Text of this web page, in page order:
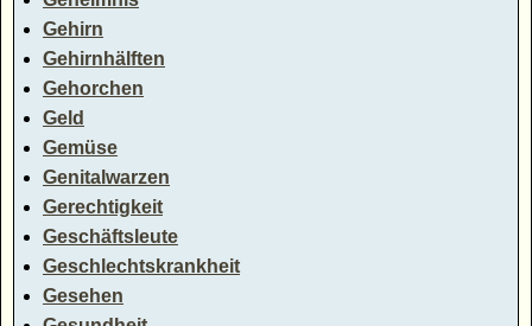
Gehirn
Gehirnhälften
Gehorchen
Geld
Gemüse
Genitalwarzen
Gerechtigkeit
Geschäftsleute
Geschlechtskrankheit
Gesehen